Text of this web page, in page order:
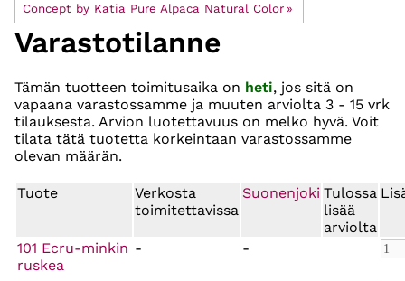
Concept by Katia Pure Alpaca Natural Color ‪»
Varastotilanne
Tämän tuotteen toimitusaika on heti, jos sitä on
vapaana varastossamme ja muuten arviolta 3 - 15 vrk
tilauksesta. Arvion luotettavuus on melko hyvä. Voit
tilata tätä tuotetta korkeintaan varastossamme
olevan määrän.
Tuote
Verkosta
toimitettavissa
Suonenjoki Tulossa
lisää
arviolta
101 Ecru-minkin
ruskea
- -